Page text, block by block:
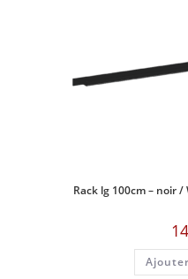
Rack lg 100cm – noir